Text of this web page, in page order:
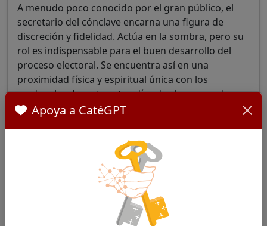
A menudo poco conocido por el gran público, el
secretario del cónclave encarna una figura de
discreción y fidelidad. Actúa en la sombra, pero su
rol es indispensable para el buen desarrollo del
proceso electoral. Se encuentra así en una
proximidad física y espiritual única con los
cardenales durante estos días de clausura y de
intensa oración. Es quizás esta posición singular, en
la encrucijada del servicio y la confianza, lo que
El gesto de la donación:
¿reconocimiento, presagio o
simple cortesía?
Apoya a CatéGPT